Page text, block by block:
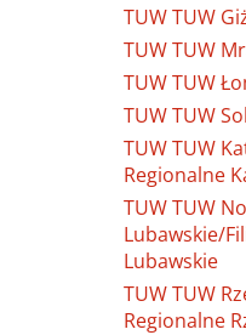
TUW TUW
TUW TUW
TUW TUW
TUW TUW
TUW TUW
Regionalne
TUW TUW
Lubawskie/
Lubawskie
TUW TUW
Regionalne